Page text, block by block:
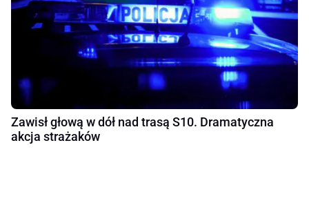
Zawisł głową w dół nad trasą S10. Dramatyczna
akcja strażaków